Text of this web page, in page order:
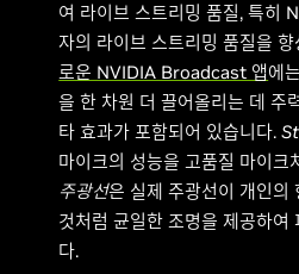
여 라이브 스트리밍 품질, 특히
자의 라이브 스트리밍 품질을
로운 NVIDIA Broadcast 앱에
을 한 차원 더 끌어올리는 데 주
타 효과가 포함되어 있습니다.
마이크의 성능을 고품질 마이크
주광선은 실제 주광선이 개인의
것처럼 균일한 조명을 제공하여
다.